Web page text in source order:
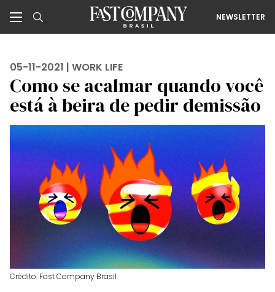
NEWSLETTER
05-11-2021 | WORK LIFE
Como se acalmar quando você
está à beira de pedir demissão
Crédito: Fast Company Brasil